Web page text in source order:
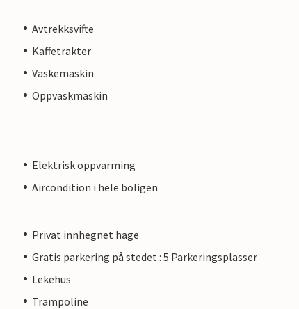
Avtrekksvifte
Kaffetrakter
Vaskemaskin
Oppvaskmaskin
Elektrisk oppvarming
Aircondition i hele boligen
Privat innhegnet hage
Gratis parkering på stedet : 5 Parkeringsplasser
Lekehus
Trampoline